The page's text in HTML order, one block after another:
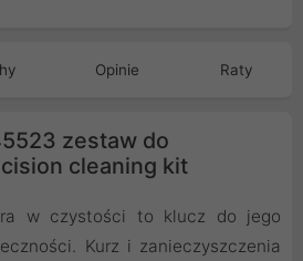
Opinie Raty
zestaw do
cleaning kit
w czystości to klucz do jego
Kurz i zanieczyszczenia